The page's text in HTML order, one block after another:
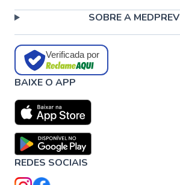
SOBRE A MEDPREV
Verificada por
BAIXE O APP
REDES SOCIAIS